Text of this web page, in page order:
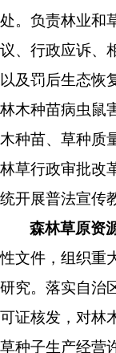
处。负责林业和
议、行政应诉、
以及罚后生态恢
林木种苗病虫鼠
木种苗、草种质
林草行政审批改
统开展普法宣传
森林草原资
性文件， 组织重
研究。 落实自治
可证核发 ， 对林
草种子生产经营